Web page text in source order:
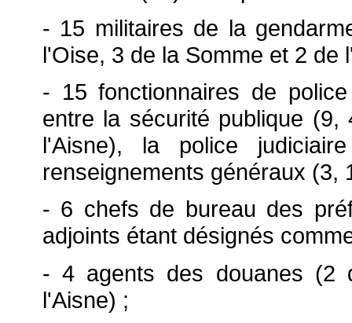
- 15 militaires de la
l'Oise, 3 de la Somme et 2 de
- 15 fonctionnaires de
entre la sécurité publique
l'Aisne), la police
renseignements généraux (3,
- 6 chefs de bureau des
adjoints étant désignés
- 4 agents des douanes
l'Aisne) ;